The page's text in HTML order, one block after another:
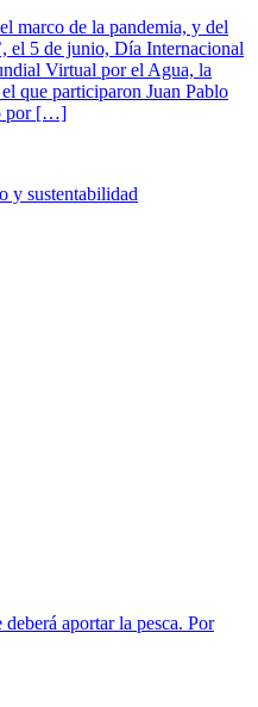
marco de la pandemia, y del
el 5 de junio, Día Internacional
Virtual por el Agua, la
que participaron Juan Pablo
por […]
y sustentabilidad
aportar la pesca. Por